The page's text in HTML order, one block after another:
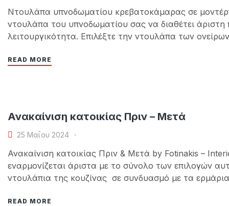
Ντουλάπα υπνοδωματίου κρεβατοκάμαρας σε
ντουλάπα του υπνοδωματίου σας να διαθέτει άριστη
λειτουργικότητα. Επιλέξτε την ντουλάπα των
READ MORE
Ανακαίνιση κατοικίας Πριν – Μετά
25 Μαΐου 2024
Ανακαίνιση κατοικίας Πριν & Μετά by Fotinakis –
εναρμονίζεται άριστα με το σύνολο των επιλογών
ντουλάπια της κουζίνας σε συνδυασμό με τα
READ MORE